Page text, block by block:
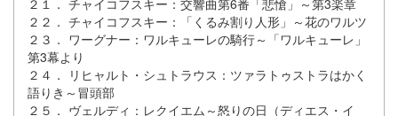
２２． チャイコフスキー：「くるみ割り人形」～花のワルツ
２３． ワーグナー：ワルキューレの騎行～「ワルキューレ」
第3幕より
２４． リヒャルト・シュトラウス：ツァラトゥストラはかく
語りき～冒頭部
２５． ヴェルディ：レクイエム～怒りの日（ディエス・イ